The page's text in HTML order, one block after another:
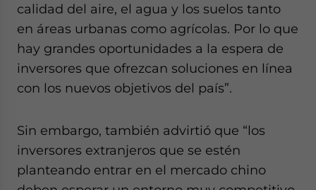
calidad del aire, el agua y los suelos tanto
en áreas urbanas como agrícolas. Por lo que
hay grandes oportunidades a la espera de
inversores que ofrezcan soluciones en línea
con los nuevos objetivos del país”.
Sin embargo, también advirtió que “los
inversores extranjeros que se estén
planteando entrar en el mercado chino